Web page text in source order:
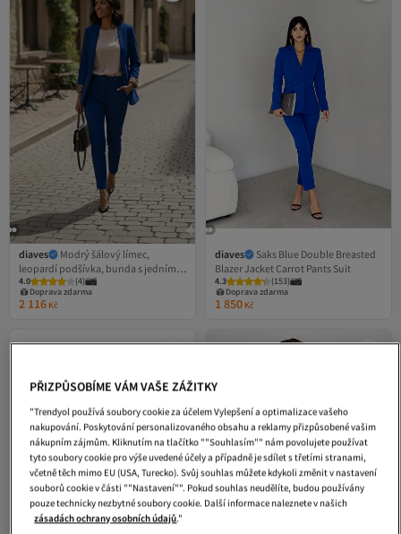
diaves
Modrý šálový límec,
leopardí podšívka, bunda s jedním
knoflíkem, mrkvové kalhoty, oblek
4.0 (4)
Doprava zdarma
2 116 Kč
diaves
Saks Blue Double Breasted
Blazer Jacket Carrot Pants Suit
4.3 (153)
Doprava zdarma
1 850 Kč
PŘIZPŮSOBÍME VÁM VAŠE ZÁŽITKY
"Trendyol používá soubory cookie za účelem Vylepšení a optimalizace vašeho
nakupování. Poskytování personalizovaného obsahu a reklamy přizpůsobené vašim
nákupním zájmům. Kliknutím na tlačítko ""Souhlasím"" nám povolujete používat
tyto soubory cookie pro výše uvedené účely a případně je sdílet s třetími stranami,
včetně těch mimo EU (USA, Turecko). Svůj souhlas můžete kdykoli změnit v nastavení
souborů cookie v části ""Nastavení"". Pokud souhlas neudělíte, budou používány
pouze technicky nezbytné soubory cookie. Další informace naleznete v našich
zásadách ochrany osobních údajů."